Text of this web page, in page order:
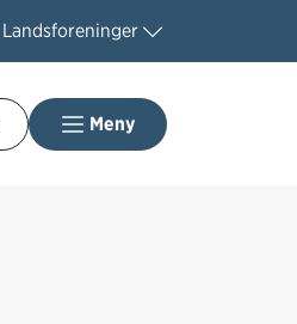
Landsforeninger
Meny